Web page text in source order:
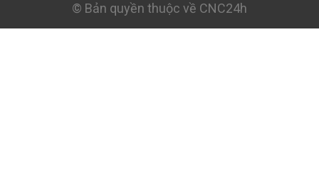
© Bản quyền thuộc về CNC24h